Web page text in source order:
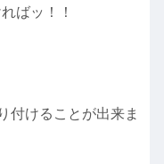
ばッ！！
付けることが出来ま